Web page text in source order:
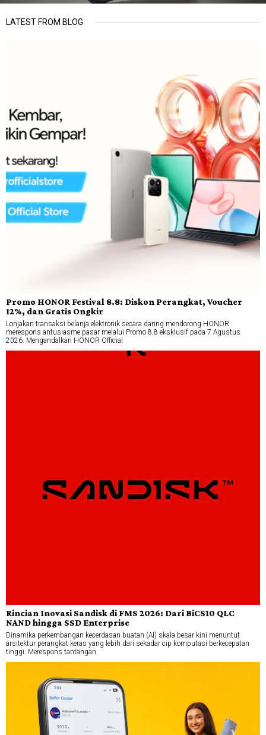
LATEST FROM BLOG
Promo HONOR Festival 8.8: Diskon Perangkat, Voucher
12%, dan Gratis Ongkir
Lonjakan transaksi belanja elektronik secara daring mendorong HONOR
merespons antusiasme pasar melalui Promo 8.8 eksklusif pada 7 Agustus
2026. Mengandalkan HONOR Official
Rincian Inovasi Sandisk di FMS 2026: Dari BiCS10 QLC
NAND hingga SSD Enterprise
Dinamika perkembangan kecerdasan buatan (AI) skala besar kini menuntut
arsitektur perangkat keras yang lebih dari sekadar cip komputasi berkecepatan
tinggi. Merespons tantangan